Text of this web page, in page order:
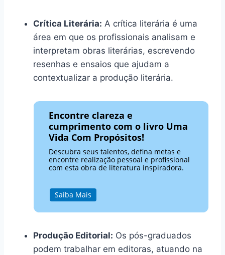
Crítica Literária: A crítica literária é uma
área em que os profissionais analisam e
interpretam obras literárias, escrevendo
resenhas e ensaios que ajudam a
contextualizar a produção literária.
Encontre clareza e
cumprimento com o livro Uma
Vida Com Propósitos!
Descubra seus talentos, defina metas e
encontre realização pessoal e profissional
com esta obra de literatura inspiradora.
Saiba Mais
Produção Editorial: Os pós-graduados
podem trabalhar em editoras, atuando na